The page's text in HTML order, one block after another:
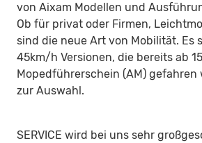
von Aixam Modellen und
Ob für privat oder Firmen,
sind die neue Art von Mobilität. Es
45km/h Versionen, die bereits ab
Mopedführerschein (AM) gefahren
zur Auswahl.
SERVICE wird bei uns sehr